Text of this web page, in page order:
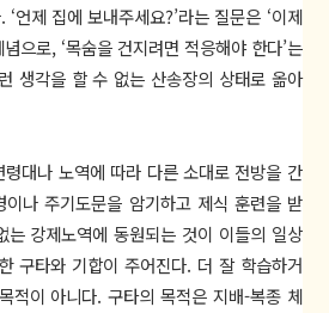
언제 집에 보내주세요?’라는 질문은 ‘이제
으로, ‘목숨을 건지려면 적응해야 한다’는
생각을 할 수 없는 산송장의 상태로 옮아
대나 노역에 따라 다른 소대로 전방을 간
이나 주기도문을 암기하고 제식 훈련을 받
강제노역에 동원되는 것이 이들의 일상
구타와 기합이 주어진다. 더 잘 학습하거
적이 아니다. 구타의 목적은 지배-복종 체